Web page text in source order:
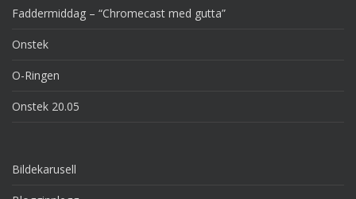
Faddermiddag – “Chromecast med gutta”
Onstek
O-Ringen
Onstek 20.05
Bildekarusell